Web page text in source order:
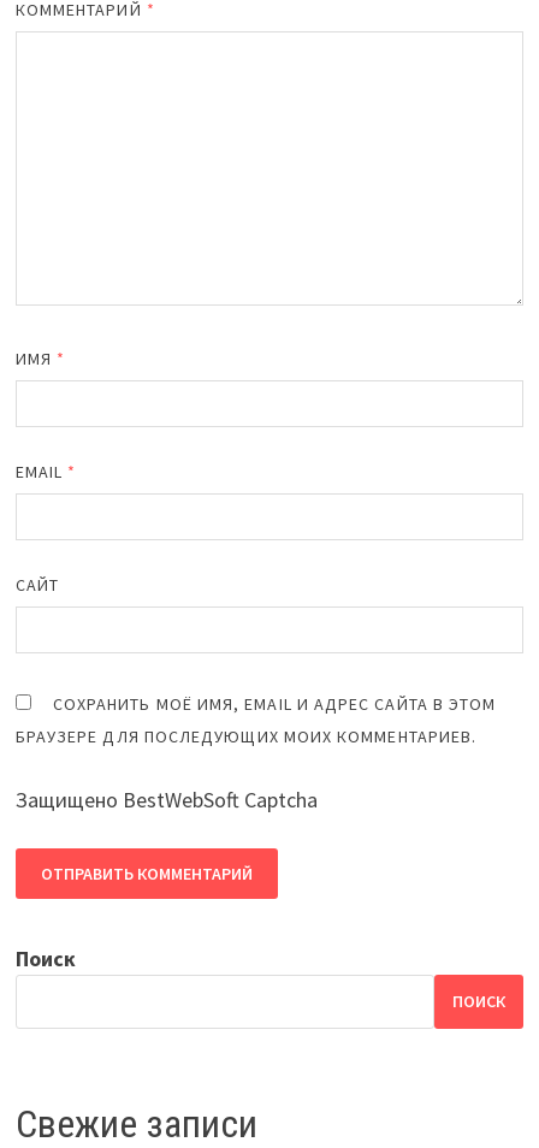
КОММЕНТАРИЙ *
ИМЯ *
EMAIL *
САЙТ
СОХРАНИТЬ МОЁ ИМЯ, EMAIL И АДРЕС САЙТА В ЭТОМ
БРАУЗЕРЕ ДЛЯ ПОСЛЕДУЮЩИХ МОИХ КОММЕНТАРИЕВ.
Защищено BestWebSoft Captcha
Поиск
ПОИСК
Свежие записи